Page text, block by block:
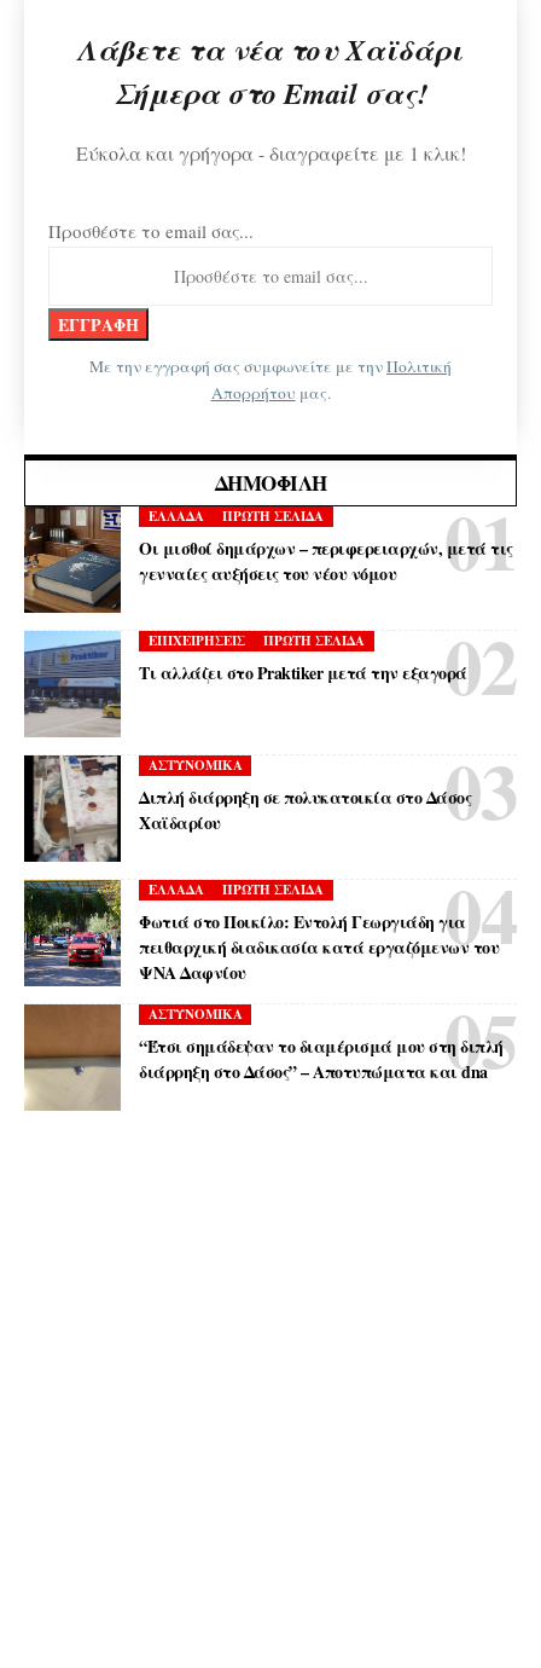
Λάβετε τα νέα του Χαϊδάρι
Σήμερα στο Email σας!
Εύκολα και γρήγορα - διαγραφείτε με 1 κλικ!
Προσθέστε το email σας...
Με την εγγραφή σας συμφωνείτε με τηνΠολιτική
Απορρήτου μας.
ΔΗΜΟΦΙΛΉ
ΕΛΛΑΔΑ ΠΡΩΤΗ ΣΕΛΙΔΑ
Οι μισθοί δημάρχων – περιφερειαρχών, μετά τις
γενναίες αυξήσεις του νέου νόμου
ΕΠΙΧΕΙΡΗΣΕΙΣ ΠΡΩΤΗ ΣΕΛΙΔΑ
Τι αλλάζει στο Praktiker μετά την εξαγορά
ΑΣΤΥΝΟΜΙΚΑ
Διπλή διάρρηξη σε πολυκατοικία στο Δάσος
Χαϊδαρίου
ΕΛΛΑΔΑ ΠΡΩΤΗ ΣΕΛΙΔΑ
Φωτιά στο Ποικίλο: Εντολή Γεωργιάδη για
πειθαρχική διαδικασία κατά εργαζόμενων του
ΨΝΑ Δαφνίου
ΑΣΤΥΝΟΜΙΚΑ
“Έτσι σημάδεψαν το διαμέρισμά μου στη διπλή
διάρρηξη στο Δάσος” – Αποτυπώματα και dna